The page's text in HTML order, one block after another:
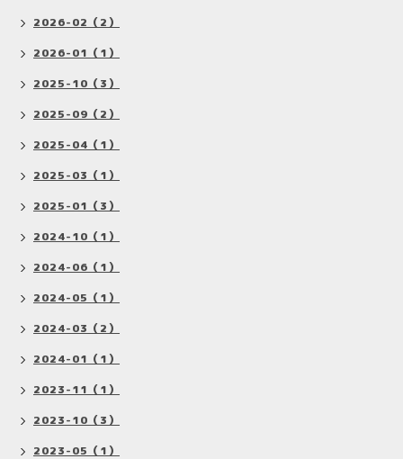
2026-02（2）
2026-01（1）
2025-10（3）
2025-09（2）
2025-04（1）
2025-03（1）
2025-01（3）
2024-10（1）
2024-06（1）
2024-05（1）
2024-03（2）
2024-01（1）
2023-11（1）
2023-10（3）
2023-05（1）